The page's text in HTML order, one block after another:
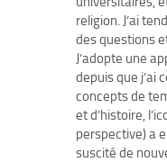
religion. J’ai
des questions
J’adopte une
depuis que j’ai
concepts de
et d’histoire,
perspective) a
suscité de